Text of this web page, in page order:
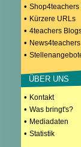
• Shop4teachers
• Kürzere URLs
• 4teachers
• News4teachers
•
ÜBER UNS
• Kontakt
• Was bringt's?
• Mediadaten
• Statistik